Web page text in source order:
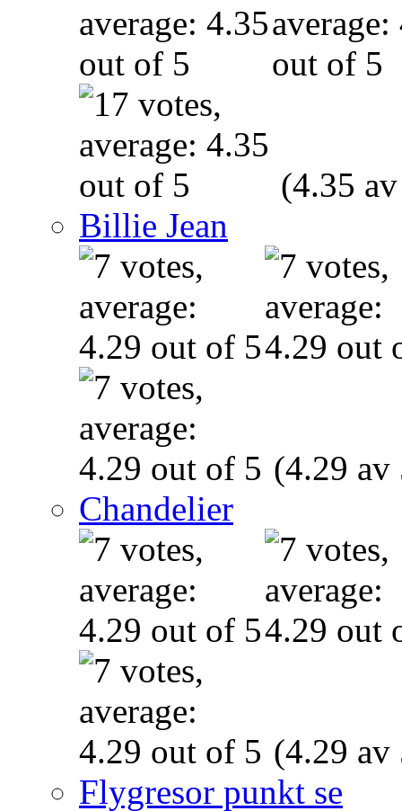
(4.35
Billie Jean
(4.29 av
Chandelier
(4.29 av
Flygresor punkt se